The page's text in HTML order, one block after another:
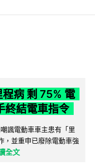
病 剩 75% 電
終結電車指令
諷電動車車主患有「里
，並重申已廢除電動車強
全文